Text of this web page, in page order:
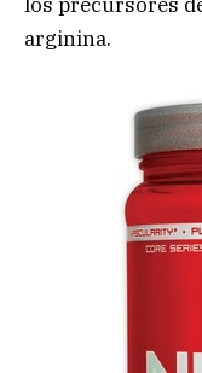
arginina.